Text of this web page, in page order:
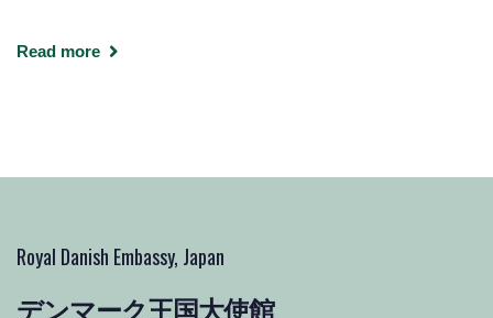
Read more
Royal Danish Embassy, Japan
デンマーク王国大使館